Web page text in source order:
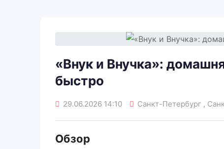
«Внук и Внучка»:
быстро
29.06.2026 14:10 Санкт-Петербург ,
Обзор